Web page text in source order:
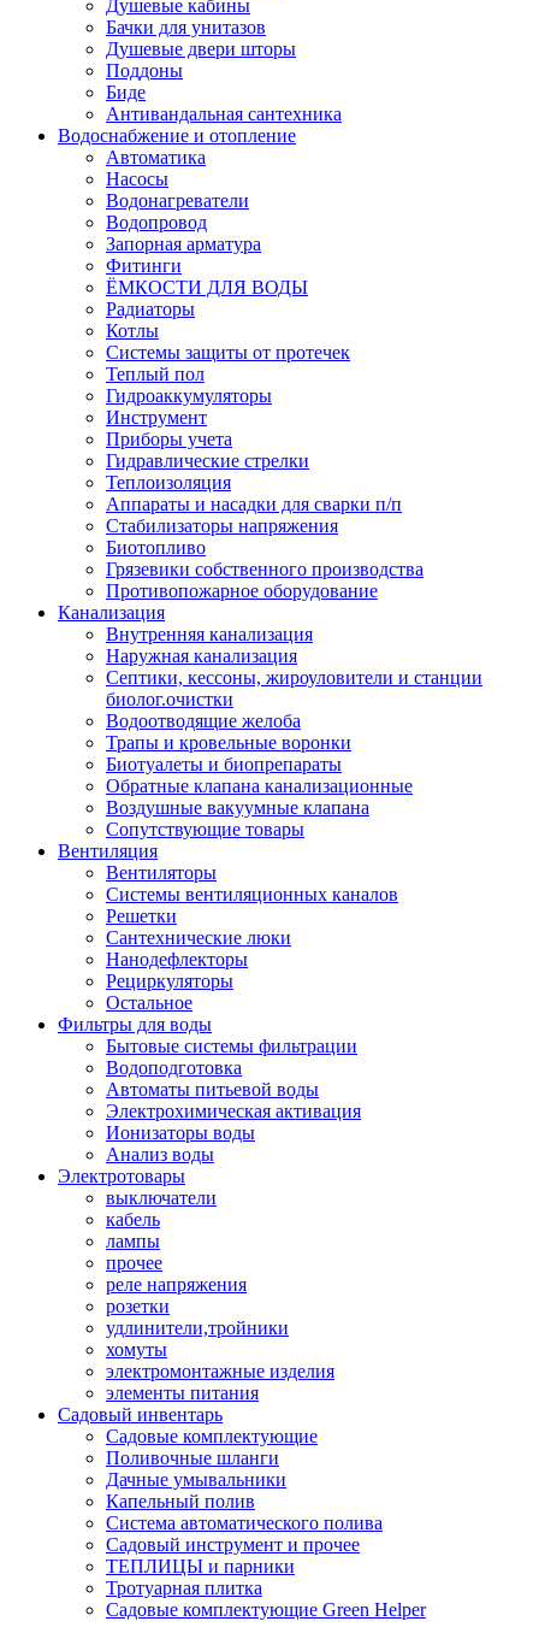
Душевые кабины
Бачки для унитазов
Душевые двери шторы
Поддоны
Биде
Антивандальная сантехника
Водоснабжение и отопление
Автоматика
Насосы
Водонагреватели
Водопровод
Запорная арматура
Фитинги
ЁМКОСТИ ДЛЯ ВОДЫ
Радиаторы
Котлы
Системы защиты от протечек
Теплый пол
Гидроаккумуляторы
Инструмент
Приборы учета
Гидравлические стрелки
Теплоизоляция
Аппараты и насадки для сварки п/п
Стабилизаторы напряжения
Биотопливо
Грязевики собственного производства
Противопожарное оборудование
Канализация
Внутренняя канализация
Наружная канализация
Септики, кессоны, жироуловители и станции
биолог.очистки
Водоотводящие желоба
Трапы и кровельные воронки
Биотуалеты и биопрепараты
Обратные клапана канализационные
Воздушные вакуумные клапана
Сопутствующие товары
Вентиляция
Вентиляторы
Системы вентиляционных каналов
Решетки
Сантехнические люки
Нанодефлекторы
Рециркуляторы
Остальное
Фильтры для воды
Бытовые системы фильтрации
Водоподготовка
Автоматы питьевой воды
Электрохимическая активация
Ионизаторы воды
Анализ воды
Электротовары
выключатели
кабель
лампы
прочее
реле напряжения
розетки
удлинители,тройники
хомуты
электромонтажные изделия
элементы питания
Садовый инвентарь
Садовые комплектующие
Поливочные шланги
Дачные умывальники
Капельный полив
Система автоматического полива
Садовый инструмент и прочее
ТЕПЛИЦЫ и парники
Тротуарная плитка
Садовые комплектующие Green Helper